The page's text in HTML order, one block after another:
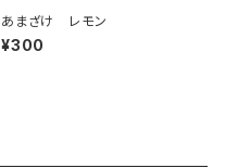
あまざけ レモン
¥300